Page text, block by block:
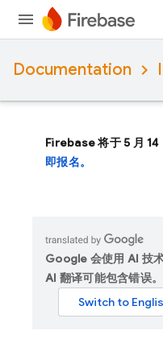
Documentation
Firebase 将于 5 月
即报名。
Google 会使用 AI 技
AI 翻译可能包含错误。